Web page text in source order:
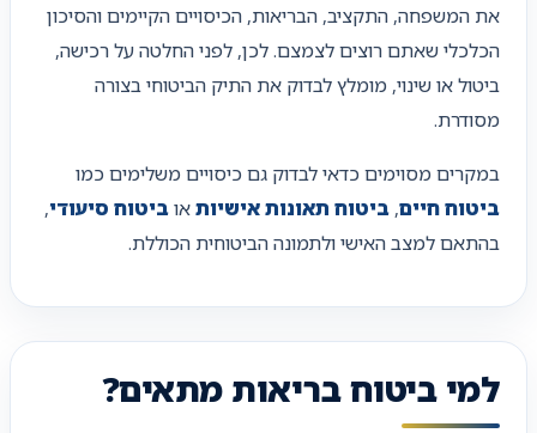
את המשפחה, התקציב, הבריאות, הכיסויים הקיימים והסיכון
הכלכלי שאתם רוצים לצמצם. לכן, לפני החלטה על רכישה,
ביטול או שינוי, מומלץ לבדוק את התיק הביטוחי בצורה
מסודרת.
במקרים מסוימים כדאי לבדוק גם כיסויים משלימים כמו
ביטוח חיים, ביטוח תאונות אישיותאוביטוח סיעודי,
בהתאם למצב האישי ולתמונה הביטוחית הכוללת.
למי ביטוח בריאות מתאים?